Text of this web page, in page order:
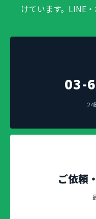
けています。LINE
03-
24
ご依頼